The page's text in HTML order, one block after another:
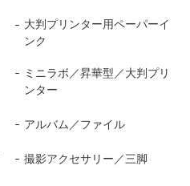
大判プリンター用ペーパーイ
ンク
ミニラボ／昇華型／大判プリ
ンター
アルバム／ファイル
撮影アクセサリー／三脚